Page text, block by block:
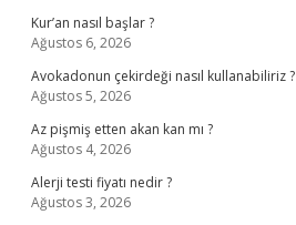
Kur’an nasıl başlar ?
Ağustos 6, 2026
Avokadonun çekirdeği nasıl kullanabiliriz ?
Ağustos 5, 2026
Az pişmiş etten akan kan mı ?
Ağustos 4, 2026
Alerji testi fiyatı nedir ?
Ağustos 3, 2026